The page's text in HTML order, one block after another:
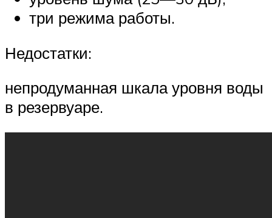
три режима работы.
Недостатки:
непродуманная шкала уровня воды
в резервуаре.